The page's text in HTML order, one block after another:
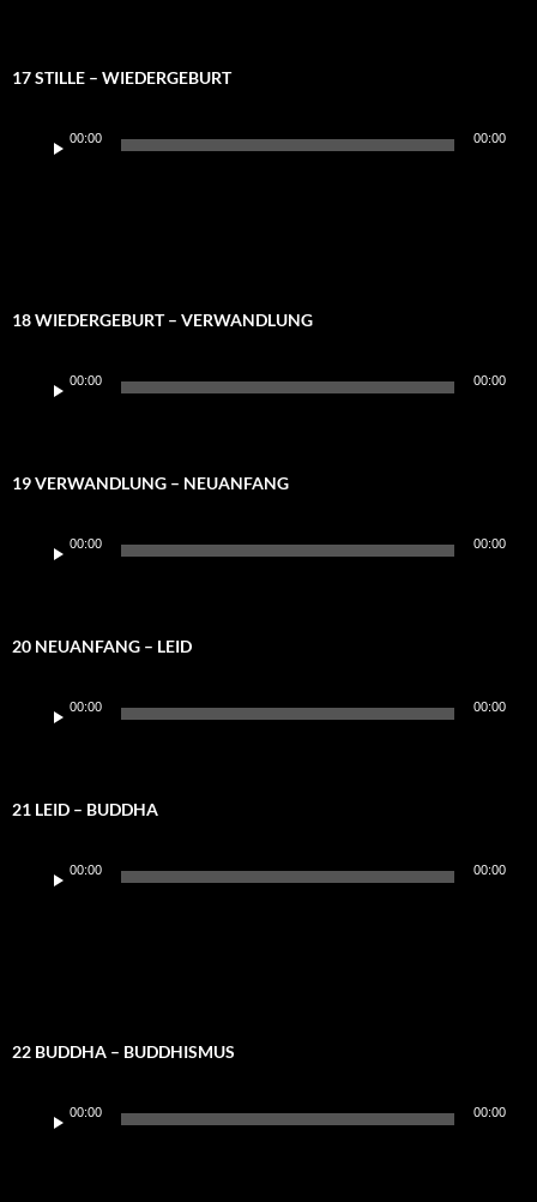
17 STILLE – WIEDERGEBURT
Player
00:00 00:00
18 WIEDERGEBURT – VERWANDLUNG
Player
00:00 00:00
19 VERWANDLUNG – NEUANFANG
Player
00:00 00:00
20 NEUANFANG – LEID
Player
00:00 00:00
21 LEID – BUDDHA
Player
00:00 00:00
22 BUDDHA – BUDDHISMUS
Player
00:00 00:00